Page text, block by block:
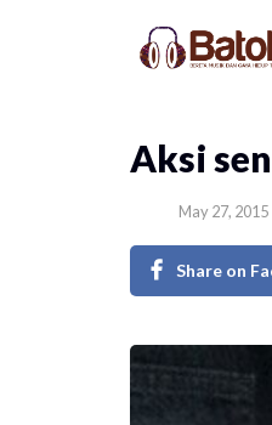
​Aksi
May 27, 2015
Share on